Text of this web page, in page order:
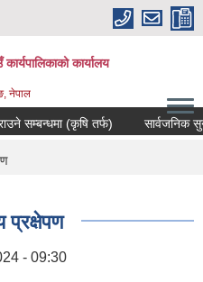
कार्यालय
नेपाल
(कृषि तर्फ) सार्वजनिक
- 09:30